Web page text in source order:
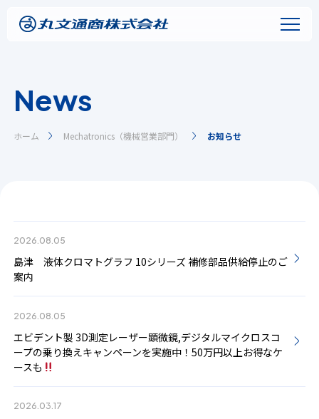
News
ホーム Mechatronics（機械営業部門） お知らせ
2026.08.05
島津 液体クロマトグラフ 10シリーズ 補修部品供給停止のご
案内
2026.08.05
エビデント製 3D測定レーザー顕微鏡,デジタルマイクロスコ
ープの乗り換えキャンペーンを実施中！50万円以上お得なケ
ースも
2026.03.17